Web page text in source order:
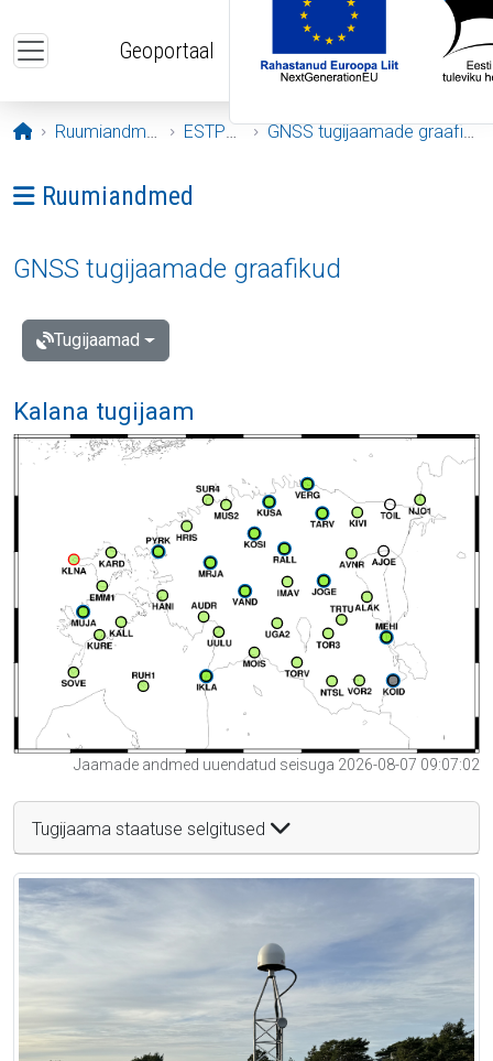
Geoportaal
Avaleht
Ruumiandmed ESTPOS GNSS tugijaamade graafikud
Ava menüü: Ruumiandmed
Ruumiandmed
GNSS tugijaamade graafikud
Tugijaamad
Kalana tugijaam
Jaamade andmed uuendatud seisuga 2026-08-07 09:07:02
Tugijaama staatuse selgitused